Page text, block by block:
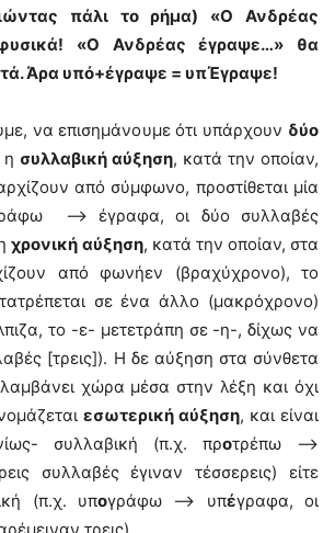
πάλι το ρήμα) «Ο Ανδρέας
«Ο Ανδρέας έγραψε…» θα
Άρα υπό+έγραψε = υπΈγραψε!
να επισημάνουμε ότι υπάρχουν δύο
η συλλαβική αύξηση, κατά την οποίαν,
από σύμφωνο, προστίθεται μία
–> έγραφα, οι δύο συλλαβές
χρονική αύξηση, κατά την οποίαν, στα
από φωνήεν (βραχύχρονο), το
σε ένα άλλο (μακρόχρονο)
το -ε- μετετράπη σε -η-, δίχως να
[τρεις]). Η δε αύξηση στα σύνθετα
χώρα μέσα στην λέξη και όχι
εσωτερική αύξηση, και είναι
συλλαβική (π.χ. προτρέπω –>
συλλαβές έγιναν τέσσερεις) είτε
(π.χ. υπογράφω –> υπέγραφα, οι